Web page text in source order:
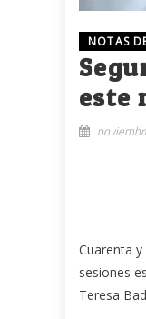
NOTAS
este
Cuarenta
sesiones
Teresa